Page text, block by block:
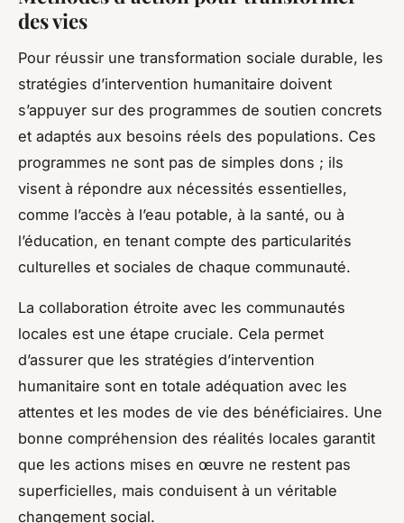
des vies
Pour réussir une transformation sociale durable, les
stratégies d’intervention humanitaire doivent
s’appuyer sur des programmes de soutien concrets
et adaptés aux besoins réels des populations. Ces
programmes ne sont pas de simples dons ; ils
visent à répondre aux nécessités essentielles,
comme l’accès à l’eau potable, à la santé, ou à
l’éducation, en tenant compte des particularités
culturelles et sociales de chaque communauté.
La collaboration étroite avec les communautés
locales est une étape cruciale. Cela permet
d’assurer que les stratégies d’intervention
humanitaire sont en totale adéquation avec les
attentes et les modes de vie des bénéficiaires. Une
bonne compréhension des réalités locales garantit
que les actions mises en œuvre ne restent pas
superficielles, mais conduisent à un véritable
changement social.